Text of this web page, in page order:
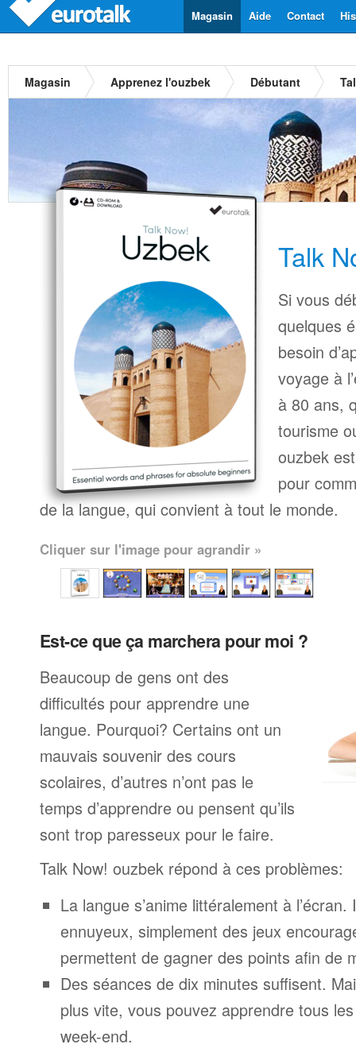
Contact
Aide
Magasin
Magasin Apprenez l'ouzbek Débutant
Talk
Si vous
quelques
besoin
voyage à
à 80 ans,
tourisme
ouzbek
pour
de la langue, qui convient à tout le monde.
Cliquer sur l'image pour agrandir »
Est-ce que ça marchera pour moi ?
Beaucoup de gens ont des
difficultés pour apprendre une
langue. Pourquoi? Certains ont un
mauvais souvenir des cours
scolaires, d’autres n’ont pas le
temps d’apprendre ou pensent qu’ils
sont trop paresseux pour le faire.
Talk Now! ouzbek répond à ces problèmes:
La langue s’anime littéralement à l’écran.
ennuyeux, simplement des jeux
permettent de gagner des points afin de
Des séances de dix minutes suffisent.
plus vite, vous pouvez apprendre tous
week-end.